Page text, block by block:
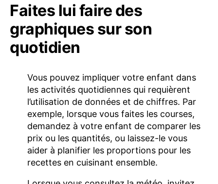
Faites lui faire des
graphiques sur son
quotidien
Vous pouvez impliquer votre enfant dans
les activités quotidiennes qui requièrent
l’utilisation de données et de chiffres. Par
exemple, lorsque vous faites les courses,
demandez à votre enfant de comparer les
prix ou les quantités, ou laissez-le vous
aider à planifier les proportions pour les
recettes en cuisinant ensemble.